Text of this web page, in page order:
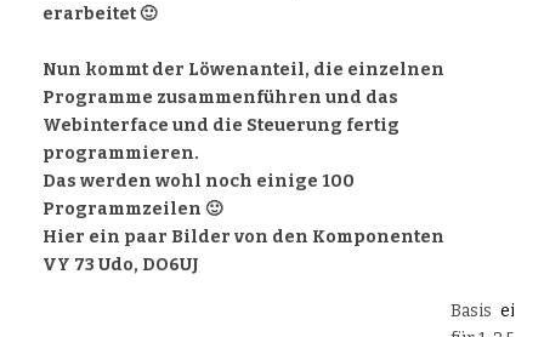
erarbeitet 🙂
Nun kommt der Löwenanteil, die einzelnen
Programme zusammenführen und das
Webinterface und die Steuerung fertig
programmieren.
Das werden wohl noch einige 100
Programmzeilen 🙂
Hier ein paar Bilder von den Komponenten
VY 73 Udo, DO6UJ
Basis ein